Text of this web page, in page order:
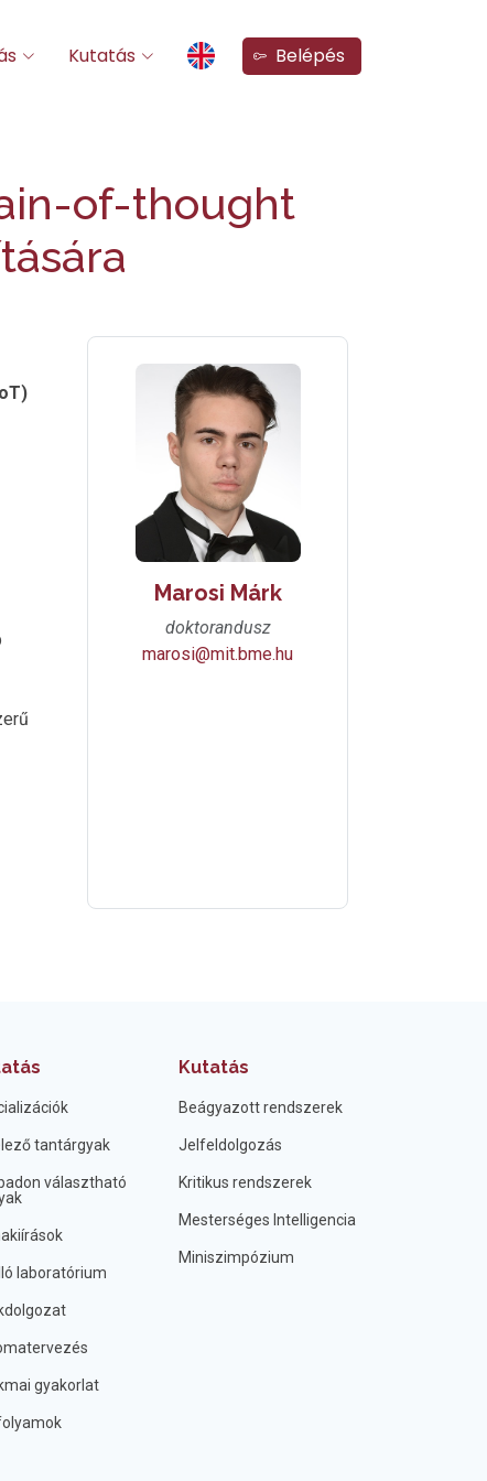
Kutatás Belépés
of-thought
Marosi Márk
doktorandusz
marosi@mit.bme.hu
tantárgyak
választható
laboratórium
gyakorlat
Kutatás
Beágyazott rendszerek
Jelfeldolgozás
Kritikus rendszerek
Mesterséges Intelligencia
Miniszimpózium